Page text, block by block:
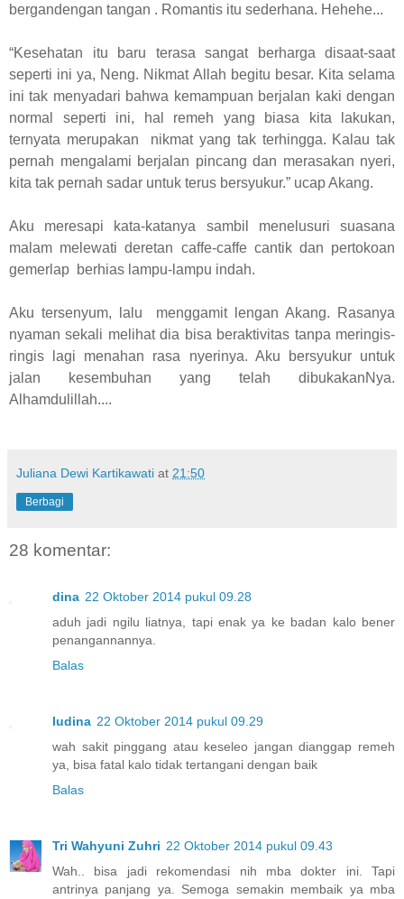
bergandengan tangan . Romantis itu sederhana. Hehehe...
“Kesehatan itu baru terasa sangat berharga disaat-saat
seperti ini ya, Neng. Nikmat Allah begitu besar. Kita selama
ini tak menyadari bahwa kemampuan berjalan kaki dengan
normal seperti ini, hal remeh yang biasa kita lakukan,
ternyata merupakan nikmat yang tak terhingga. Kalau tak
pernah mengalami berjalan pincang dan merasakan nyeri,
kita tak pernah sadar untuk terus bersyukur.” ucap Akang.
Aku meresapi kata-katanya sambil menelusuri suasana
malam melewati deretan caffe-caffe cantik dan pertokoan
gemerlap berhias lampu-lampu indah.
Aku tersenyum, lalu menggamit lengan Akang. Rasanya
nyaman sekali melihat dia bisa beraktivitas tanpa meringis-
ringis lagi menahan rasa nyerinya. Aku bersyukur untuk
jalan kesembuhan yang telah dibukakanNya.
Alhamdulillah....
Juliana Dewi Kartikawati at 21:50
Berbagi
28 komentar:
dina 22 Oktober 2014 pukul 09.28
aduh jadi ngilu liatnya, tapi enak ya ke badan kalo bener
penangannannya.
Balas
ludina 22 Oktober 2014 pukul 09.29
wah sakit pinggang atau keseleo jangan dianggap remeh
ya, bisa fatal kalo tidak tertangani dengan baik
Balas
Tri Wahyuni Zuhri 22 Oktober 2014 pukul 09.43
Wah.. bisa jadi rekomendasi nih mba dokter ini. Tapi
antrinya panjang ya. Semoga semakin membaik ya mba